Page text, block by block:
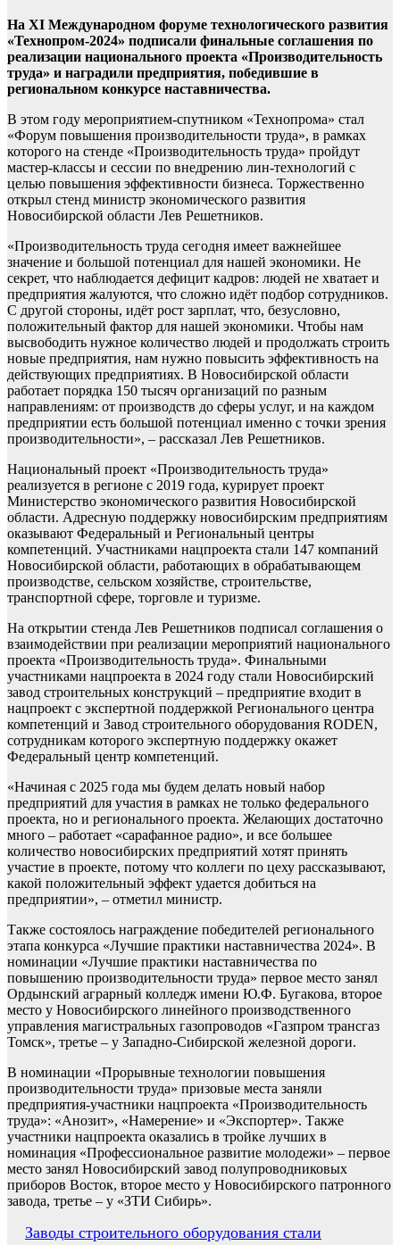
На XI Международном форуме технологического развития
«Технопром-2024» подписали финальные соглашения по
реализации национального проекта «Производительность
труда» и наградили предприятия, победившие в
региональном конкурсе наставничества.
В этом году мероприятием-спутником «Технопрома» стал
«Форум повышения производительности труда», в рамках
которого на стенде «Производительность труда» пройдут
мастер-классы и сессии по внедрению лин-технологий с
целью повышения эффективности бизнеса. Торжественно
открыл стенд министр экономического развития
Новосибирской области Лев Решетников.
«Производительность труда сегодня имеет важнейшее
значение и большой потенциал для нашей экономики. Не
секрет, что наблюдается дефицит кадров: людей не хватает и
предприятия жалуются, что сложно идёт подбор сотрудников.
С другой стороны, идёт рост зарплат, что, безусловно,
положительный фактор для нашей экономики. Чтобы нам
высвободить нужное количество людей и продолжать строить
новые предприятия, нам нужно повысить эффективность на
действующих предприятиях. В Новосибирской области
работает порядка 150 тысяч организаций по разным
направлениям: от производств до сферы услуг, и на каждом
предприятии есть большой потенциал именно с точки зрения
производительности», – рассказал Лев Решетников.
Национальный проект «Производительность труда»
реализуется в регионе с 2019 года, курирует проект
Министерство экономического развития Новосибирской
области. Адресную поддержку новосибирским предприятиям
оказывают Федеральный и Региональный центры
компетенций. Участниками нацпроекта стали 147 компаний
Новосибирской области, работающих в обрабатывающем
производстве, сельском хозяйстве, строительстве,
транспортной сфере, торговле и туризме.
На открытии стенда Лев Решетников подписал соглашения о
взаимодействии при реализации мероприятий национального
проекта «Производительность труда». Финальными
участниками нацпроекта в 2024 году стали Новосибирский
завод строительных конструкций – предприятие входит в
нацпроект с экспертной поддержкой Регионального центра
компетенций и Завод строительного оборудования RODEN,
сотрудникам которого экспертную поддержку окажет
Федеральный центр компетенций.
«Начиная с 2025 года мы будем делать новый набор
предприятий для участия в рамках не только федерального
проекта, но и регионального проекта. Желающих достаточно
много – работает «сарафанное радио», и все большее
количество новосибирских предприятий хотят принять
участие в проекте, потому что коллеги по цеху рассказывают,
какой положительный эффект удается добиться на
предприятии», – отметил министр.
Также состоялось награждение победителей регионального
этапа конкурса «Лучшие практики наставничества 2024». В
номинации «Лучшие практики наставничества по
повышению производительности труда» первое место занял
Ордынский аграрный колледж имени Ю.Ф. Бугакова, второе
место у Новосибирского линейного производственного
управления магистральных газопроводов «Газпром трансгаз
Томск», третье – у Западно-Сибирской железной дороги.
В номинации «Прорывные технологии повышения
производительности труда» призовые места заняли
предприятия-участники нацпроекта «Производительность
труда»: «Анозит», «Намерение» и «Экспортер». Также
участники нацпроекта оказались в тройке лучших в
номинация «Профессиональное развитие молодежи» – первое
место занял Новосибирский завод полупроводниковых
приборов Восток, второе место у Новосибирского патронного
завода, третье – у «ЗТИ Сибирь».
Навигация
Заводы строительного оборудования стали